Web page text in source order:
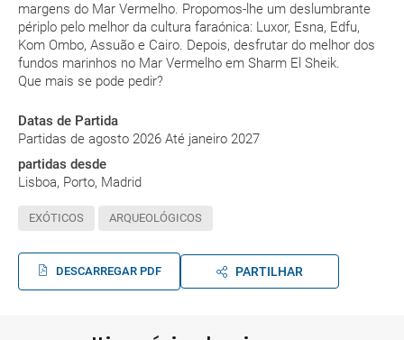
margens do Mar Vermelho. Propomos-lhe um deslumbrante
périplo pelo melhor da cultura faraónica: Luxor, Esna, Edfu,
Kom Ombo, Assuão e Cairo. Depois, desfrutar do melhor dos
fundos marinhos no Mar Vermelho em Sharm El Sheik.
Que mais se pode pedir?
Datas de Partida
Partidas de agosto 2026 Até janeiro 2027
partidas desde
Lisboa, Porto, Madrid
EXÓTICOS ARQUEOLÓGICOS
DESCARREGAR PDF PARTILHAR